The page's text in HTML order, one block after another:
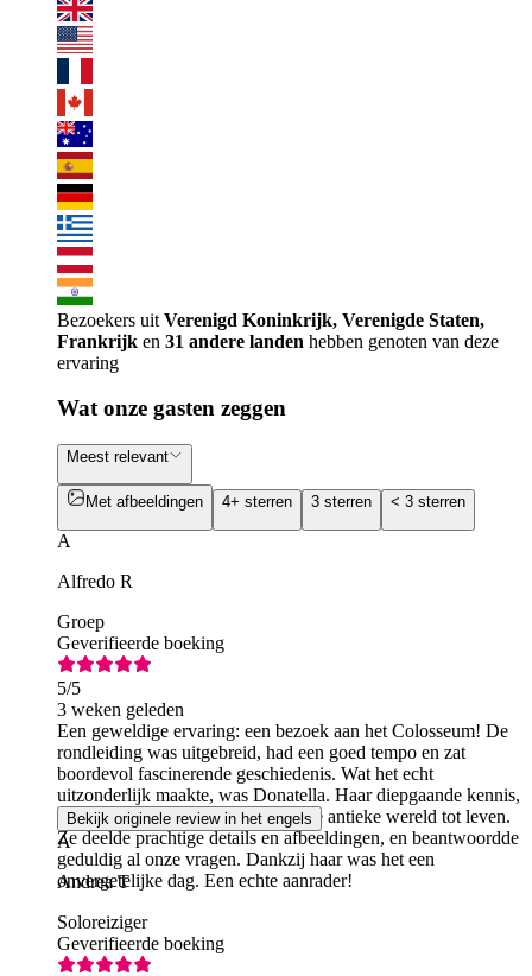
Bezoekers uit Verenigd Koninkrijk, Verenigde Staten,
Frankrijk en 31 andere landen hebben genoten van deze
ervaring
Wat onze gasten zeggen
Meest relevant
Met afbeeldingen 4+ sterren 3 sterren < 3 sterren
A
Alfredo R
Groep
Geverifieerde boeking
5/5
3 weken geleden
Een geweldige ervaring: een bezoek aan het Colosseum! De
rondleiding was uitgebreid, had een goed tempo en zat
boordevol fascinerende geschiedenis. Wat het echt
uitzonderlijk maakte, was Donatella. Haar diepgaande kennis,
hartelijkheid en charme brachten de antieke wereld tot leven.
Ze deelde prachtige details en afbeeldingen, en beantwoordde
geduldig al onze vragen. Dankzij haar was het een
onvergetelijke dag. Een echte aanrader!
Bekijk originele review in het engels
A
Andrea T
Soloreiziger
Geverifieerde boeking